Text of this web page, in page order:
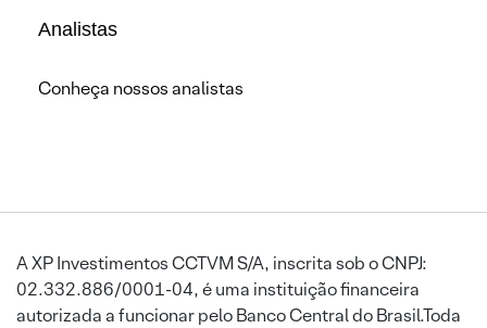
Analistas
Conheça nossos analistas
A XP Investimentos CCTVM S/A, inscrita sob o CNPJ:
02.332.886/0001-04, é uma instituição financeira
autorizada a funcionar pelo Banco Central do Brasil.Toda